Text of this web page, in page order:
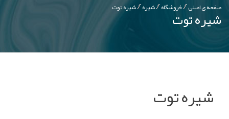
صفحه ی اصلی فروشگاه شیره شیره توت شیره توت
شیره توت